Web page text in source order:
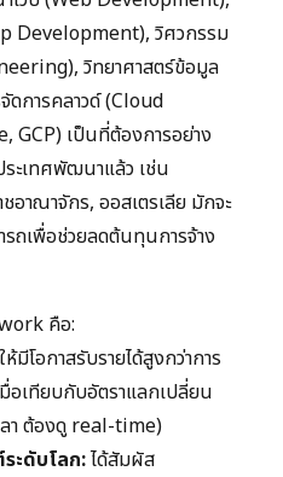
Development), วิศวกรรม
วิทยาศาสตร์ข้อมูล
ดการคลาวด์ (Cloud
GCP) เป็นที่ต้องการอย่าง
ะเทศพัฒนาแล้ว เช่น
อาณาจักร, ออสเตรเลีย มักจะ
ถเพื่อช่วยลดต้นทุนการจ้าง
คือ:
ห้มีโอกาสรับรายได้สูงกว่าการ
มื่อเทียบกับอัตราแลกเปลี่ยน
า ต้องดู real-time)
ะดับโลก:ได้สัมผัส